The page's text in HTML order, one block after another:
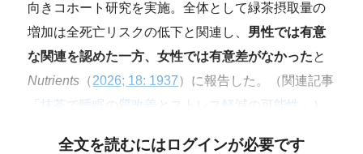
向きコホート研究を実施。全体として緑茶摂取量の
増加は全死亡リスクの低下と関連し、 男性では有意
な関連を認めた一方、女性では有意差がなかったと
Nutrients （2026; 18: 1937）に報告した。（関連記事
抹茶で睡眠の質改善とストレス軽減の可能性
全文を読むにはログインが必要です